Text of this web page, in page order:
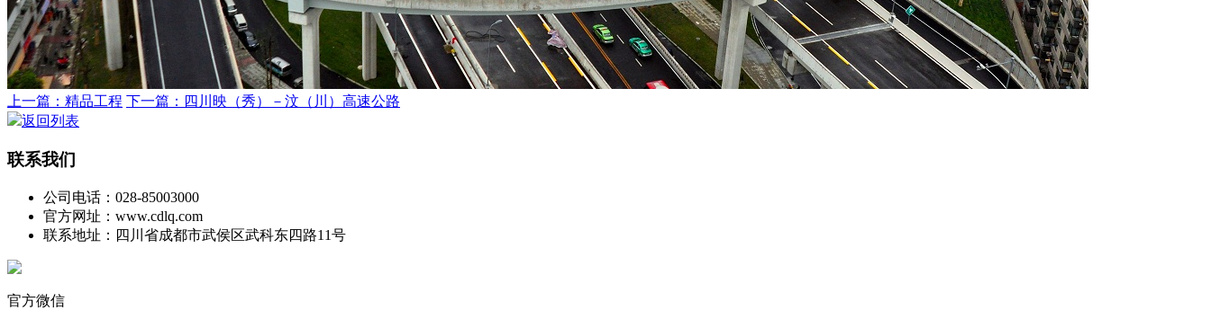
上一篇：精品工程 下一篇：四川映（秀）－汶（川）高速公路
返回列表
联系我们
公司电话：028-85003000
官方网址：www.cdlq.com
联系地址：四川省成都市武侯区武科东四路11号
官方微信